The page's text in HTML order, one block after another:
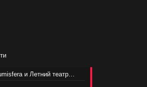
и Летний театр…